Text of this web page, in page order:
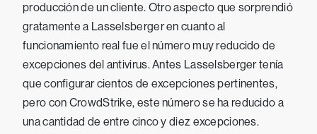
producción de un cliente. Otro aspecto que sorprendió
gratamente a Lasselsberger en cuanto al
funcionamiento real fue el número muy reducido de
excepciones del antivirus. Antes Lasselsberger tenía
que configurar cientos de excepciones pertinentes,
pero con CrowdStrike, este número se ha reducido a
una cantidad de entre cinco y diez excepciones.